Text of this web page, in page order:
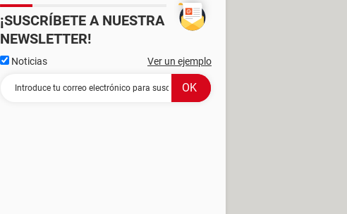
¡SUSCRÍBETE A NUESTRA
NEWSLETTER!
Noticias Ver un ejemplo